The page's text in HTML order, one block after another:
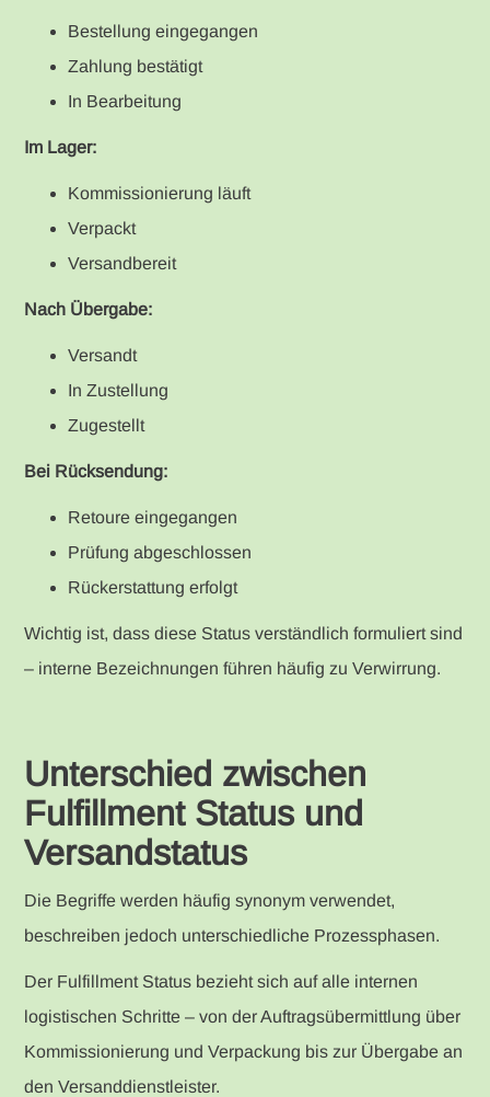
Bestellung eingegangen
Zahlung bestätigt
In Bearbeitung
Im Lager:
Kommissionierung läuft
Verpackt
Versandbereit
Nach Übergabe:
Versandt
In Zustellung
Zugestellt
Bei Rücksendung:
Retoure eingegangen
Prüfung abgeschlossen
Rückerstattung erfolgt
Wichtig ist, dass diese Status verständlich formuliert sind
– interne Bezeichnungen führen häufig zu Verwirrung.
Unterschied zwischen
Fulfillment Status und
Versandstatus
Die Begriffe werden häufig synonym verwendet,
beschreiben jedoch unterschiedliche Prozessphasen.
Der Fulfillment Status bezieht sich auf alle internen
logistischen Schritte – von der Auftragsübermittlung über
Kommissionierung und Verpackung bis zur Übergabe an
den Versanddienstleister.